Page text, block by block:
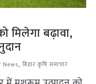
मिलेगा बढ़ावा,
News, बिहार कृषि समाचार